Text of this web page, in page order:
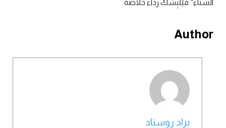
الشّتاء” فيُلبِسَك رداء خلاصه.
Author
براد روستاد